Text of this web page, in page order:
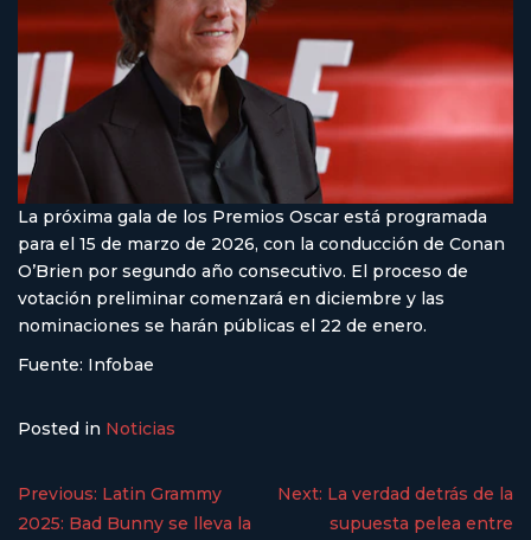
La próxima gala de los Premios Oscar está programada
para el 15 de marzo de 2026, con la conducción de Conan
O’Brien por segundo año consecutivo. El proceso de
votación preliminar comenzará en diciembre y las
nominaciones se harán públicas el 22 de enero.
Fuente: Infobae
Posted in Noticias
Previous: Latin Grammy
2025: Bad Bunny se lleva la
Next: La verdad detrás de la
supuesta pelea entre